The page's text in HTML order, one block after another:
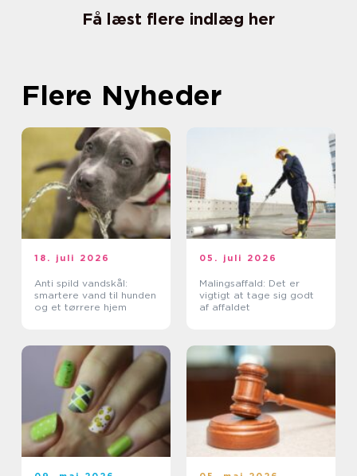
Få læst flere indlæg her
Flere Nyheder
18. juli 2026
Anti spild vandskål:
smartere vand til hunden
og et tørrere hjem
05. juli 2026
Malingsaffald: Det er
vigtigt at tage sig godt
af affaldet